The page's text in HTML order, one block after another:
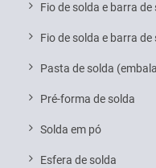
Fio de solda e barra
Fio de solda e barra
Pasta de solda
Pré-forma de solda
Solda em pó
Esfera de solda